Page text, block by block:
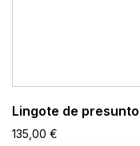
Lingote de
135,00 €